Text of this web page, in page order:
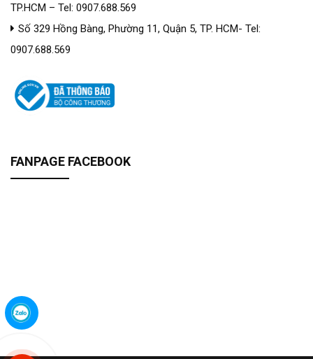
TP.HCM – Tel: 0907.688.569
Số 329 Hồng Bàng, Phường 11, Quận 5, TP. HCM- Tel:
0907.688.569
FANPAGE FACEBOOK